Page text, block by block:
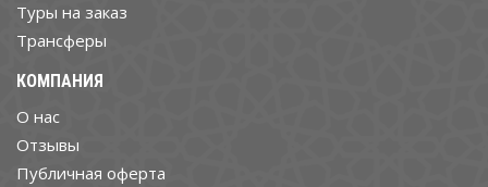
Туры на заказ
Трансферы
КОМПАНИЯ
О нас
Отзывы
Публичная оферта